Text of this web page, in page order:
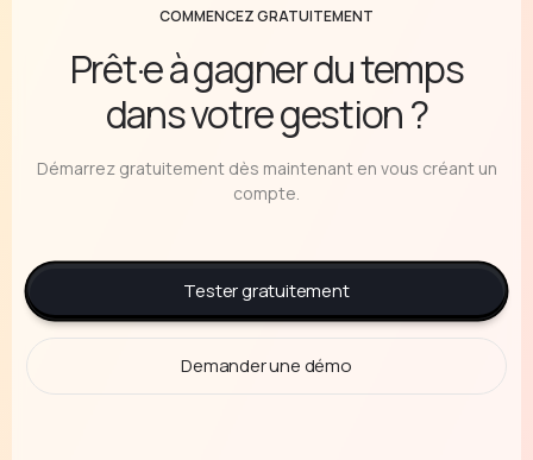
COMMENCEZ GRATUITEMENT
Prêt·e à gagner du temps
dans votre gestion ?
Démarrez gratuitement dès maintenant en vous créant un
compte.
Tester gratuitement
Demander une démo